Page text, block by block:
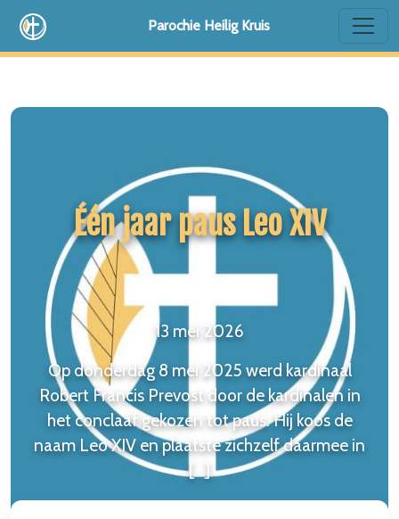
Parochie Heilig Kruis
Uitnodiging Basilica-avond 27 juli 2026 te Bolsward
Één jaar paus Leo XIV
13 mei 2026
Op donderdag 8 mei 2025 werd kardinaal
Robert Francis Prevost door de kardinalen in
het conclaaf gekozen tot paus. Hij koos de
naam Leo XIV en plaatste zichzelf daarmee in
[…]